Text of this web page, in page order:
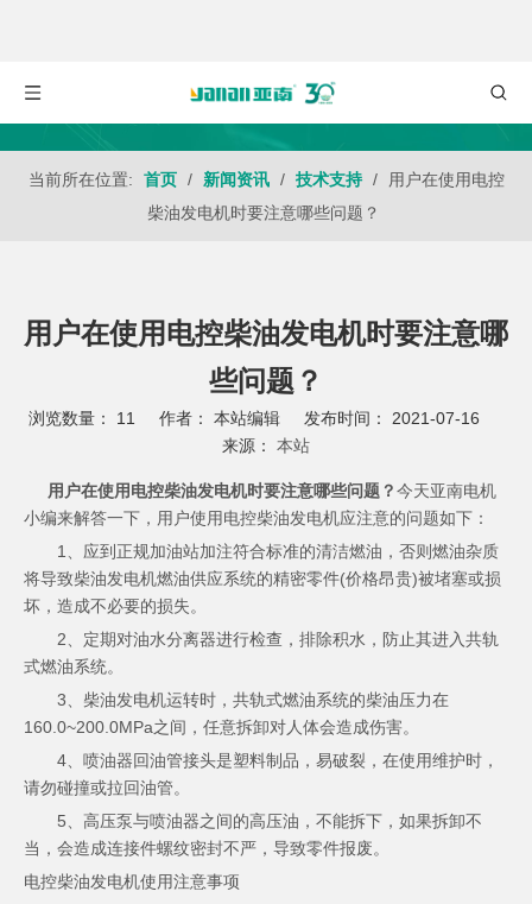
当前所在位置: 首页 / 新闻资讯 / 技术支持 /
用户在使用电控
柴油发电机时要注意哪些问题？
用户在使用电控柴油发电机时要注意哪
些问题？
浏览数量： 11
作者： 本站编辑 发布时间： 2021-07-16
来源： 本站
["wechat","weibo","qzone","douban","email"]
用户在使用电控柴油发电机时要注意哪些问题？今天亚南电机
小编来解答一下，用户使用电控柴油发电机应注意的问题如下：
1、应到正规加油站加注符合标准的清洁燃油，否则燃油杂质
将导致柴油发电机燃油供应系统的精密零件(价格昂贵)被堵塞或损
坏，造成不必要的损失。
2、定期对油水分离器进行检查，排除积水，防止其进入共轨
式燃油系统。
3、柴油发电机运转时，共轨式燃油系统的柴油压力在
160.0~200.0MPa之间，任意拆卸对人体会造成伤害。
4、喷油器回油管接头是塑料制品，易破裂，在使用维护时，
请勿碰撞或拉回油管。
5、高压泵与喷油器之间的高压油，不能拆下，如果拆卸不
当，会造成连接件螺纹密封不严，导致零件报废。
电控柴油发电机使用注意事项